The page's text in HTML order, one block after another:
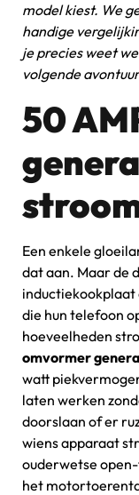
model kiest. We
handige
je precies weet
volgende
50
Een enkele
dat aan. Maar de
die hun telefoon
hoeveelheden
omvormer
watt
laten werken
doorslaan of er
wiens apparaat
ouderwetse
het